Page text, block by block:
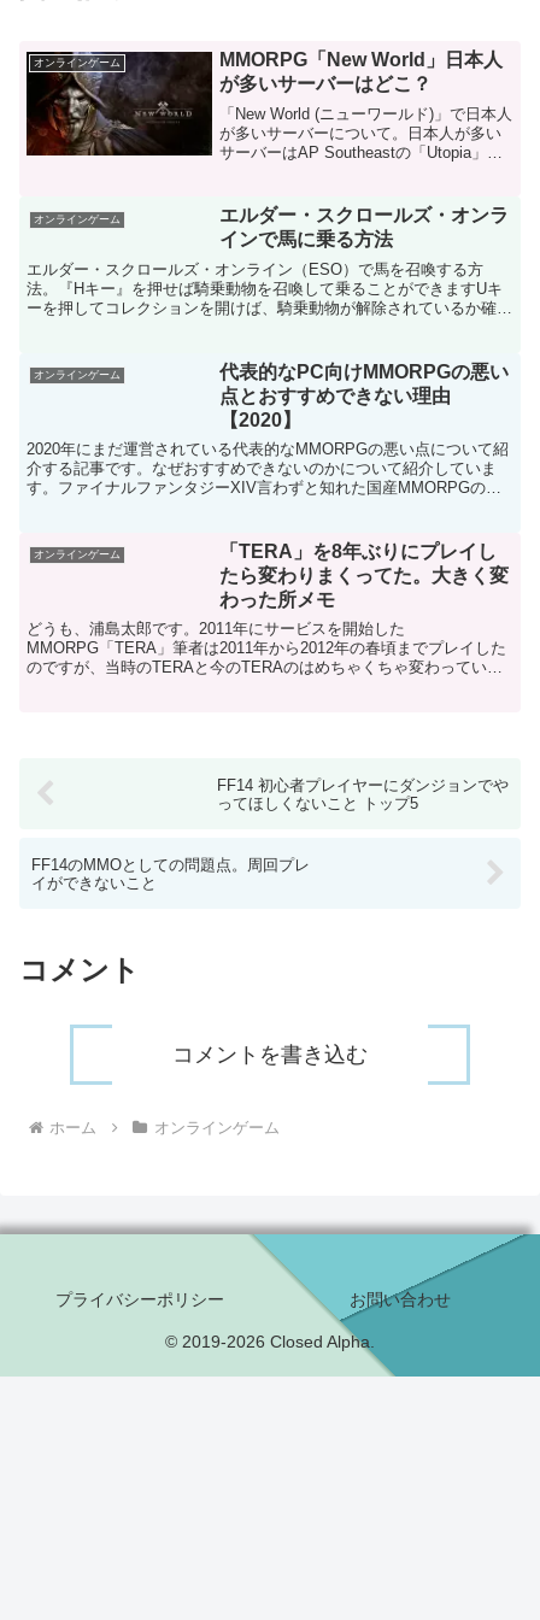
オンラインゲーム
MMORPG「New World」日本人
が多いサーバーはどこ？
「New World (ニューワールド)」で日本人
が多いサーバーについて。日本人が多い
サーバーはAP Southeastの「Utopia」で
るかもしれません。Yo...
オンラインゲーム
エルダー・スクロールズ・オンラ
インで馬に乗る方法
エルダー・スクロールズ・オンライン（ESO）で馬を召喚する方
法。『Hキー』を押せば騎乗動物を召喚して乗ることができますUキ
ーを押してコレクションを開けば、騎乗動物が解除されているか確認
オンラインゲーム
代表的なPC向けMMORPGの悪い
点とおすすめできない理由
【2020】
2020年にまだ運営されている代表的なMMORPGの悪い点について紹
介する記事です。なぜおすすめできないのかについて紹介していま
す。ファイナルファンタジーXIV言わずと知れた国産MMORPGの定
オンラインゲーム
「TERA」を8年ぶりにプレイし
たら変わりまくってた。大きく変
わった所メモ
どうも、浦島太郎です。2011年にサービスを開始した
MMORPG「TERA」筆者は2011年から2012年の春頃までプレイした
のですが、当時のTERAと今のTERAのはめちゃくちゃ変わっていま
FF14 初心者プレイヤーにダンジョンでや
ってほしくないこと トップ5
FF14のMMOとしての問題点。周回プレ
イができないこと
コメント
コメントを書き込む
ホーム オンラインゲーム
プライバシーポリシー お問い合わせ
© 2019-2026 Closed Alpha.